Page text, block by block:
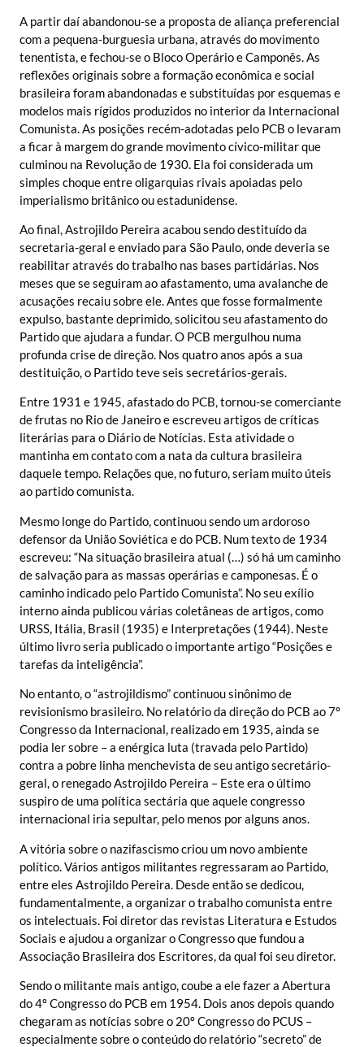
A partir daí abandonou-se a proposta de aliança preferencial
com a pequena-burguesia urbana, através do movimento
tenentista, e fechou-se o Bloco Operário e Camponês. As
reflexões originais sobre a formação econômica e social
brasileira foram abandonadas e substituídas por esquemas e
modelos mais rígidos produzidos no interior da Internacional
Comunista. As posições recém-adotadas pelo PCB o levaram
a ficar à margem do grande movimento cívico-militar que
culminou na Revolução de 1930. Ela foi considerada um
simples choque entre oligarquias rivais apoiadas pelo
imperialismo britânico ou estadunidense.
Ao final, Astrojildo Pereira acabou sendo destituído da
secretaria-geral e enviado para São Paulo, onde deveria se
reabilitar através do trabalho nas bases partidárias. Nos
meses que se seguiram ao afastamento, uma avalanche de
acusações recaiu sobre ele. Antes que fosse formalmente
expulso, bastante deprimido, solicitou seu afastamento do
Partido que ajudara a fundar. O PCB mergulhou numa
profunda crise de direção. Nos quatro anos após a sua
destituição, o Partido teve seis secretários-gerais.
Entre 1931 e 1945, afastado do PCB, tornou-se comerciante
de frutas no Rio de Janeiro e escreveu artigos de críticas
literárias para o Diário de Notícias. Esta atividade o
mantinha em contato com a nata da cultura brasileira
daquele tempo. Relações que, no futuro, seriam muito úteis
ao partido comunista.
Mesmo longe do Partido, continuou sendo um ardoroso
defensor da União Soviética e do PCB. Num texto de 1934
escreveu: “Na situação brasileira atual (…) só há um caminho
de salvação para as massas operárias e camponesas. É o
caminho indicado pelo Partido Comunista”. No seu exílio
interno ainda publicou várias coletâneas de artigos, como
URSS, Itália, Brasil (1935) e Interpretações (1944). Neste
último livro seria publicado o importante artigo “Posições e
tarefas da inteligência”.
No entanto, o “astrojildismo” continuou sinônimo de
revisionismo brasileiro. No relatório da direção do PCB ao 7º
Congresso da Internacional, realizado em 1935, ainda se
podia ler sobre – a enérgica luta (travada pelo Partido)
contra a pobre linha menchevista de seu antigo secretário-
geral, o renegado Astrojildo Pereira – Este era o último
suspiro de uma política sectária que aquele congresso
internacional iria sepultar, pelo menos por alguns anos.
A vitória sobre o nazifascismo criou um novo ambiente
político. Vários antigos militantes regressaram ao Partido,
entre eles Astrojildo Pereira. Desde então se dedicou,
fundamentalmente, a organizar o trabalho comunista entre
os intelectuais. Foi diretor das revistas Literatura e Estudos
Sociais e ajudou a organizar o Congresso que fundou a
Associação Brasileira dos Escritores, da qual foi seu diretor.
Sendo o militante mais antigo, coube a ele fazer a Abertura
do 4º Congresso do PCB em 1954. Dois anos depois quando
chegaram as notícias sobre o 20º Congresso do PCUS –
especialmente sobre o conteúdo do relatório “secreto” de